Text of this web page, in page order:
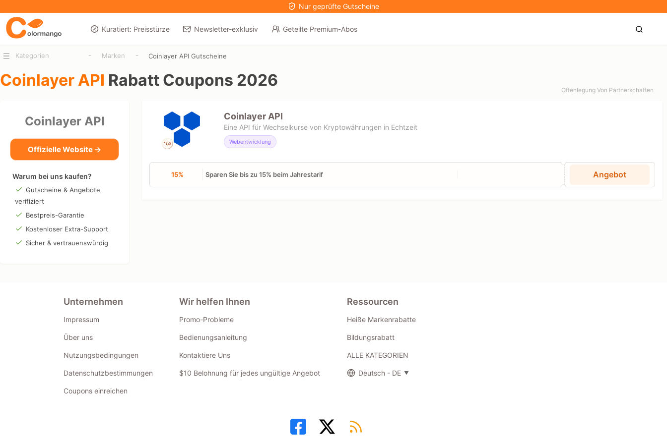
Nur geprüfte Gutscheine
Kuratiert: Preisstürze Newsletter-exklusiv Geteilte Premium-Abos
Kategorien - Marken - Coinlayer API Gutscheine
Coinlayer API Rabatt Coupons 2026
Offenlegung Von Partnerschaften
Coinlayer API
Offizielle Website →
Warum bei uns kaufen?
Gutscheine & Angebote
verifiziert
Bestpreis-Garantie
Kostenloser Extra-Support
Sicher & vertrauenswürdig
Coinlayer API
Eine API für Wechselkurse von Kryptowährungen in Echtzeit
Webentwicklung
15% Sparen Sie bis zu 15% beim Jahrestarif Angebot
Unternehmen
Impressum
Über uns
Nutzungsbedingungen
Datenschutzbestimmungen
Coupons einreichen
Wir helfen Ihnen
Promo-Probleme
Bedienungsanleitung
Kontaktiere Uns
$10 Belohnung für jedes ungültige Angebot
Ressourcen
Heiße Markenrabatte
Bildungsrabatt
ALLE KATEGORIEN
Deutsch - DE